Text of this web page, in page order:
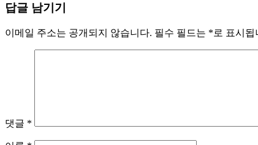
답글 남기기
이메일 주소는 공개되지 않습니다. 필수 필드는 *로 표시됩
댓글 *